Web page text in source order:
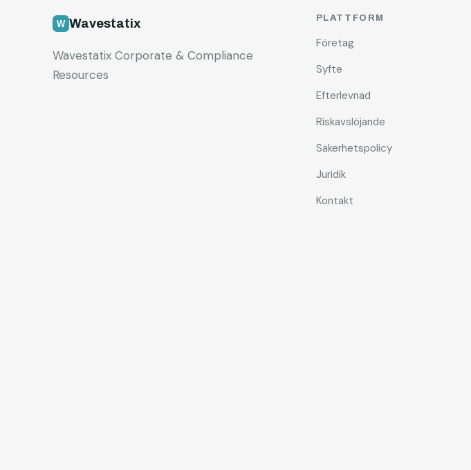
Wavestatix
Wavestatix Corporate & Compliance
Resources
PLATTFORM
Företag
Syfte
Efterlevnad
Riskavslöjande
Säkerhetspolicy
Juridik
Kontakt